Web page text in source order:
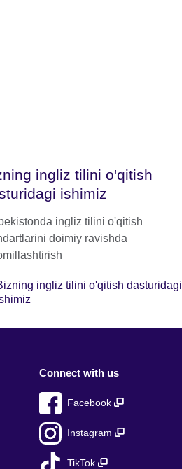
ingliz tilini o'qitish
ishimiz
ingliz tilini o'qitish
doimiy ravishda
ingliz tilini o'qitish dasturidagi
Connect with us
Facebook
Instagram
TikTok